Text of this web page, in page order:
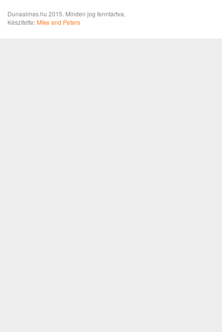
Dunaalmas.hu 2015. Minden jog fenntartva.
Készítette:Mike and Peters